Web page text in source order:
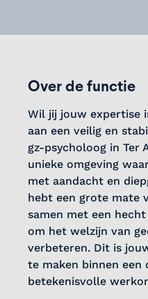
Over de functie
Wil jij jouw expertise
aan een veilig en
gz-psycholoog in Ter
unieke omgeving
met aandacht en
hebt een grote mate
samen met een
om het welzijn van
verbeteren. Dit is
te maken binnen een
betekenisvolle